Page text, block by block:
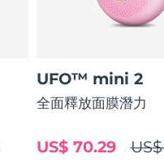
UFO™ mini 2
全面釋放面膜潛力
US$ 70.29